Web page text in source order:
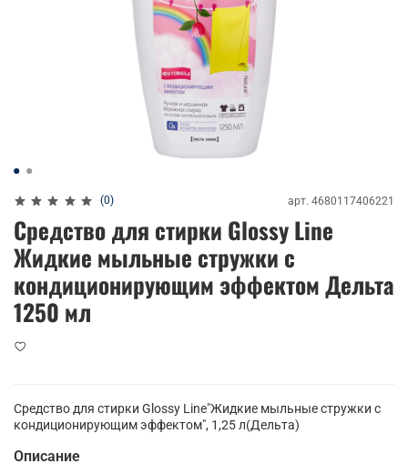
(0) арт. 4680117406221
Средство для стирки Glossy Line
Жидкие мыльные стружки с
кондиционирующим эффектом Дельта
1250 мл
Средство для стирки Glossy Line"Жидкие мыльные стружки с
кондиционирующим эффектом", 1,25 л(Дельта)
Описание